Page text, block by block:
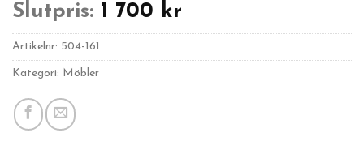
Slutpris: 1 700 kr
Artikelnr: 504-161
Kategori: Möbler